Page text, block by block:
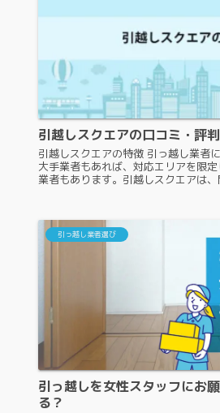
引越しスクエアの口コミ・評
引越しスクエアの特徴 引っ越し業者
大手業者もあれば、対応エリアを限
業者もあります。引越しスクエアは
引っ越し業者選び
引っ越しを女性スタッフにお
る？